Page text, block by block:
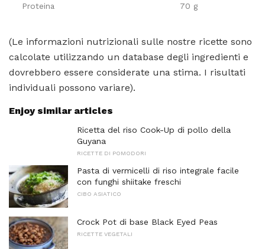
Proteina 70 g
(Le informazioni nutrizionali sulle nostre ricette sono
calcolate utilizzando un database degli ingredienti e
dovrebbero essere considerate una stima. I risultati
individuali possono variare).
Enjoy similar articles
Ricetta del riso Cook-Up di pollo della
Guyana
RICETTE DI POMODORI
Pasta di vermicelli di riso integrale facile
con funghi shiitake freschi
CIBO ASIATICO
Crock Pot di base Black Eyed Peas
RICETTE VEGETALI